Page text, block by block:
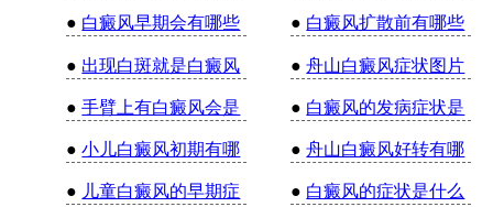
● 白癜风早期会有哪些 ● 白癜风扩散前有哪些
● 出现白斑就是白癜风 ●舟山白癜风症状图片
●手臂上有白癜风会是 ● 白癜风的发病症状是
●小儿白癜风初期有哪 ●舟山白癜风好转有哪
● 儿童白癜风的早期症 ● 白癜风的症状是什么